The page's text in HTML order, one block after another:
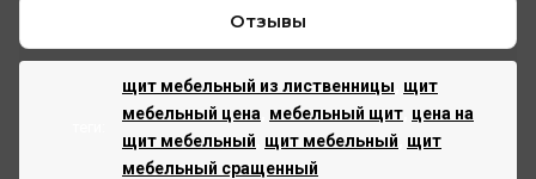
Отзывы
щит мебельный из лиственницы щит
мебельный цена мебельный щит цена на
щит мебельный щит мебельный щит
мебельный сращенный